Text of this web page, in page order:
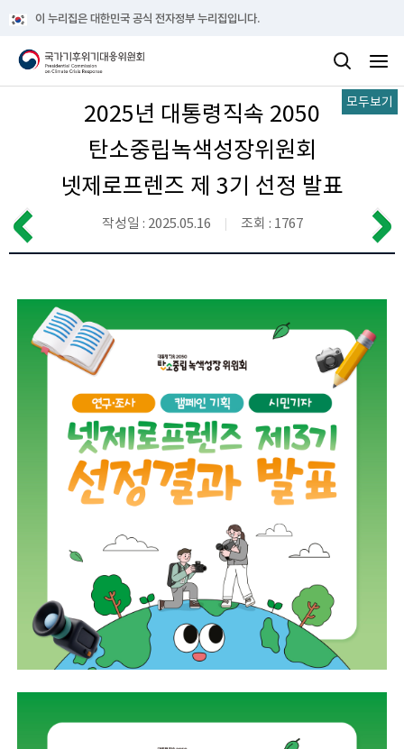
이 누리집은 대한민국 공식 전자정부 누리집입니다.
모두보기
2025년 대통령직속 2050
탄소중립녹색성장위원회
넷제로프렌즈 제 3기 선정 발표
작성일 : 2025.05.16 조회 : 1767